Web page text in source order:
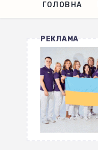
ГОЛОВНА
РЕКЛАМА